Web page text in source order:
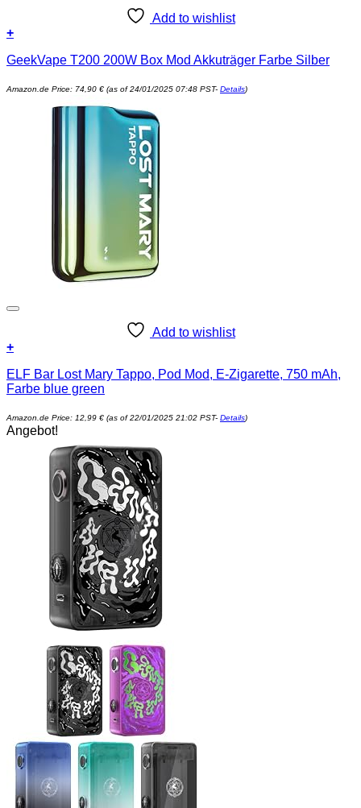
Add to wishlist
+
GeekVape T200 200W Box Mod Akkuträger Farbe Silber
Amazon.de Price: 74,90 € (as of 24/01/2025 07:48 PST- Details)
Add to wishlist
+
ELF Bar Lost Mary Tappo, Pod Mod, E-Zigarette, 750 mAh,
Farbe blue green
Amazon.de Price: 12,99 € (as of 22/01/2025 21:02 PST- Details)
Angebot!